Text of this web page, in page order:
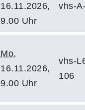
16.11.2026,
9.00 Uhr
vhs-
Mo.
16.11.2026,
9.00 Uhr
vhs-
106